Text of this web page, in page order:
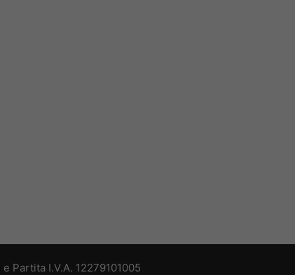
Partita I.V.A. 12279101005